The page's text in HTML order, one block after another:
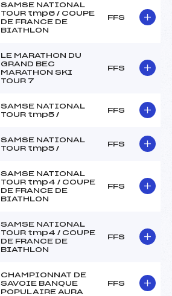
SAMSE NATIONAL
TOUR tmp6 / COUPE
DE FRANCE DE
BIATHLON
FFS
LE MARATHON DU
GRAND BEC
MARATHON SKI
TOUR 7
FFS
SAMSE NATIONAL
TOUR tmp5 /
FFS
SAMSE NATIONAL
TOUR tmp5 /
FFS
SAMSE NATIONAL
TOUR tmp4 / COUPE
DE FRANCE DE
BIATHLON
FFS
SAMSE NATIONAL
TOUR tmp4 / COUPE
DE FRANCE DE
BIATHLON
FFS
CHAMPIONNAT DE
SAVOIE BANQUE
POPULAIRE AURA
FFS